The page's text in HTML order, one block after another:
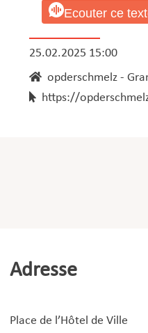
Ecouter ce
25.02.2025 15:00
opderschmelz -
https://
Adresse
Place de l’Hôtel de Ville